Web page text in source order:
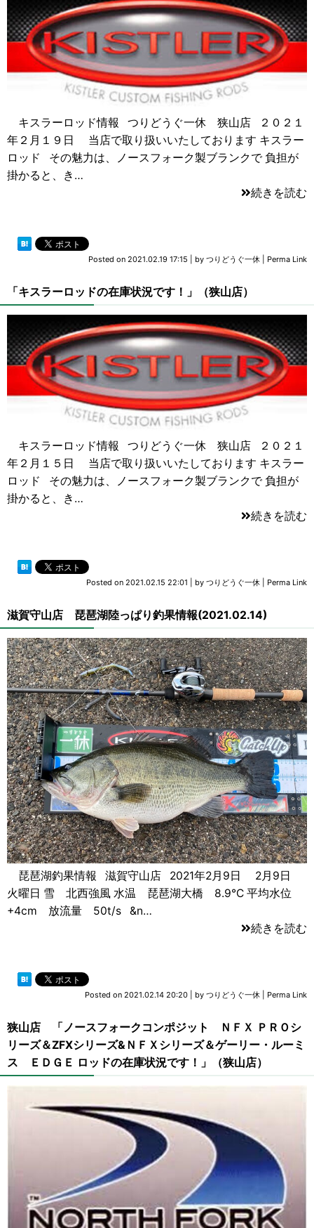
キスラーロッド情報 つりどうぐ一休 狭山店 ２０２１
年２月１９日 当店で取り扱いいたしております キスラー
ロッド その魅力は、ノースフォーク製ブランクで 負担が
掛かると、き…
続きを読む
Posted on 2021.02.19 17:15 by つりどうぐ一休 Perma Link
「キスラーロッドの在庫状況です！」（狭山店）
キスラーロッド情報 つりどうぐ一休 狭山店 ２０２１
年２月１５日 当店で取り扱いいたしております キスラー
ロッド その魅力は、ノースフォーク製ブランクで 負担が
掛かると、き…
続きを読む
Posted on 2021.02.15 22:01 by つりどうぐ一休 Perma Link
滋賀守山店 琵琶湖陸っぱり釣果情報(2021.02.14)
琵琶湖釣果情報 滋賀守山店 2021年2月9日 2月9日
火曜日 雪 北西強風 水温 琵琶湖大橋 8.9℃ 平均水位
+4cm 放流量 50t/s &n…
続きを読む
Posted on 2021.02.14 20:20 by つりどうぐ一休 Perma Link
狭山店 「ノースフォークコンポジット ＮＦＸ ＰＲＯシ
リーズ＆ZFXシリーズ&ＮＦＸシリーズ＆ゲーリー・ルーミ
ス ＥＤＧＥ ロッドの在庫状況です！」（狭山店）